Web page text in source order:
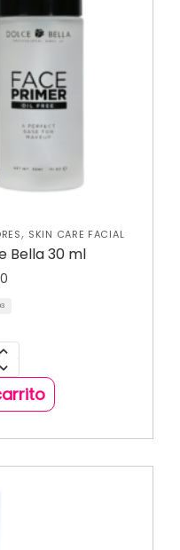
, SKIN CARE FACIAL
Bella 30 ml